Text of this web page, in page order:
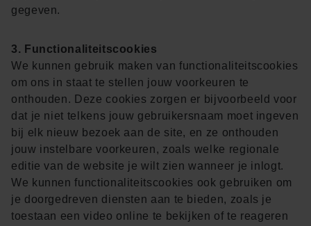
gegeven.
3. Functionaliteitscookies
We kunnen gebruik maken van functionaliteitscookies
om ons in staat te stellen jouw voorkeuren te
onthouden. Deze cookies zorgen er bijvoorbeeld voor
dat je niet telkens jouw gebruikersnaam moet ingeven
bij elk nieuw bezoek aan de site, en ze onthouden
jouw instelbare voorkeuren, zoals welke regionale
editie van de website je wilt zien wanneer je inlogt.
We kunnen functionaliteitscookies ook gebruiken om
je doorgedreven diensten aan te bieden, zoals je
toestaan een video online te bekijken of te reageren